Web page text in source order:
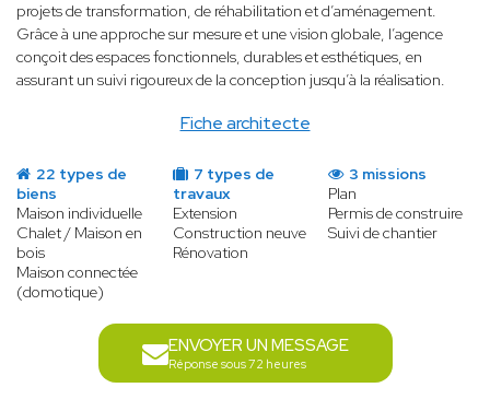
Fiche architecte
projets de transformation, de réhabilitation et d’aménagement.
Grâce à une approche sur mesure et une vision globale, l’agence
conçoit des espaces fonctionnels, durables et esthétiques, en
assurant un suivi rigoureux de la conception jusqu’à la réalisation.
22 types de
biens
Maison individuelle
Chalet / Maison en
bois
Maison connectée
(domotique)
7 types de
travaux
Extension
Construction neuve
Rénovation
3 missions
Plan
Permis de construire
Suivi de chantier
ENVOYER UN MESSAGE
Réponse sous 72 heures